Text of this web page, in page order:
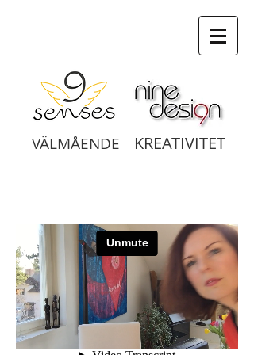
VÄLMÅENDE KREATIVITET